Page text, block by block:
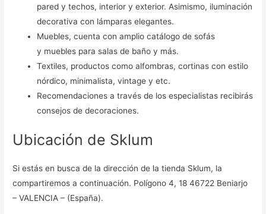
pared y techos, interior y exterior. Asimismo, iluminación
decorativa con lámparas elegantes.
Muebles, cuenta con amplio catálogo de sofás
y muebles para salas de baño y más.
Textiles, productos como alfombras, cortinas con estilo
nórdico, minimalista, vintage y etc.
Recomendaciones a través de los especialistas recibirás
consejos de decoraciones.
Ubicación de Sklum
Si estás en busca de la dirección de la tienda Sklum, la
compartiremos a continuación. Polígono 4, 18 46722 Beniarjo
– VALENCIA – (España).